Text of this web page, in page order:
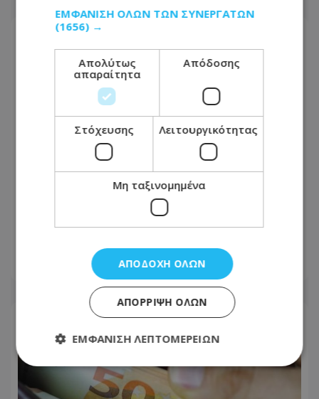
Υπ. Ενέργειας: «Επάρκεια ηλεκτρικού
07.08.2026 - 09:26
ΕΜΦΆΝΙΣΗ ΌΛΩΝ ΤΩΝ ΣΥΝΕΡΓΑΤΏΝ
(1656) →
Απολύτως
απαραίτητα
Απόδοσης
Στόχευσης Λειτουργικότητας
Μη ταξινομημένα
ΑΠΟΔΟΧΉ ΌΛΩΝ
ΑΠΌΡΡΙΨΗ ΌΛΩΝ
ΕΜΦΆΝΙΣΗ ΛΕΠΤΟΜΕΡΕΙΏΝ
Απολύτως απαραίτητα